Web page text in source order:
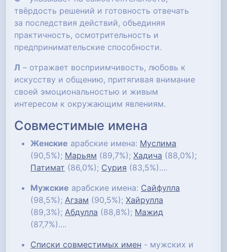
твёрдость решений и готовность отвечать
за последствия действий, объединяя
практичность, осмотрительность и
предпринимательские способности.
Л – отражает восприимчивость, любовь к
искусству и общению, притягивая внимание
своей эмоциональностью и живым
интересом к окружающим явлениям.
Совместимые имена
Женские арабские имена: Муслима
(90,5%); Марьям (89,7%); Хадича (88,0%);
Патимат (86,0%); Сурия (83,5%)....
Мужские арабские имена: Сайфулла
(98,5%); Агзам (90,5%); Хайрулла
(89,3%); Абдулла (88,8%); Мажид
(87,7%)....
Списки совместимых имен - мужских и